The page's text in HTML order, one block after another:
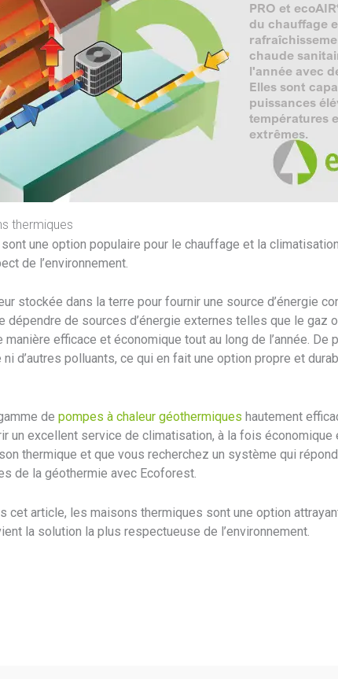
thermiques
une option populaire pour le chauffage et la
de l’environnement.
stockée dans la terre pour fournir une source d’énergie
dépendre de sources d’énergie externes telles que le gaz
efficace et économique tout au long de l’année. De
d’autres polluants, ce qui en fait une option propre et
de pompes à chaleur géothermiques hautement
excellent service de climatisation, à la fois économique
thermique et que vous recherchez un système qui
de la géothermie avec Ecoforest.
cet article, les maisons thermiques sont une option
la solution la plus respectueuse de l’environnement.